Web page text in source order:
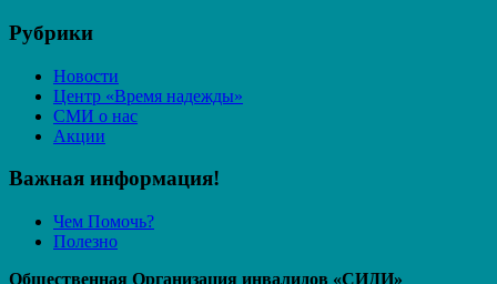
Рубрики
Новости
Центр «Время надежды»
СМИ о нас
Акции
Важная информация!
Чем Помочь?
Полезно
Общественная Организация инвалидов «СИДИ»